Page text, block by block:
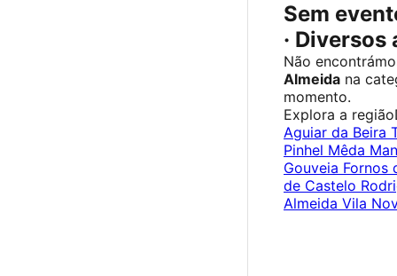
Sem
· Diversos
Não
Almeida na
momento.
Explora a região
Aguiar da Beira
Pinhel Mêda
Gouveia Fornos
de Castelo
Almeida Vila